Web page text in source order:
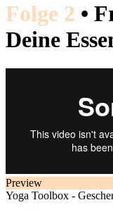
Folge 2 •
Deine
Preview
Yoga Toolbox -